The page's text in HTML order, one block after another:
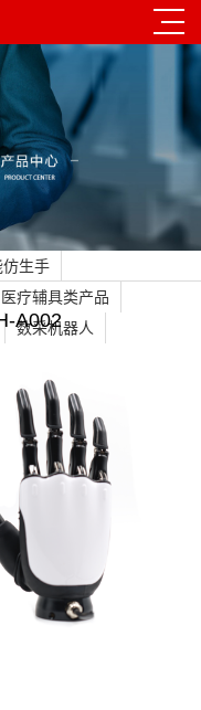
生手
医疗辅具类产品
数采机器人
A002